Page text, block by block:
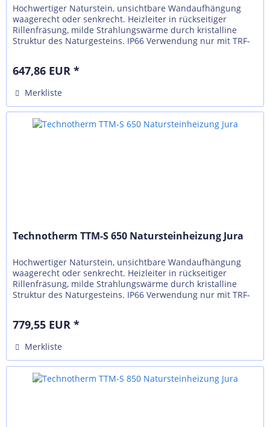
Hochwertiger Naturstein, unsichtbare Wandaufhängung
waagerecht oder senkrecht. Heizleiter in rückseitiger
Rillenfräsung, milde Strahlungswärme durch kristalline
Struktur des Naturgesteins. IP66 Verwendung nur mit TRF-
647,86 EUR *
Merkliste
Technotherm TTM-S 650 Natursteinheizung Jura
Hochwertiger Naturstein, unsichtbare Wandaufhängung
waagerecht oder senkrecht. Heizleiter in rückseitiger
Rillenfräsung, milde Strahlungswärme durch kristalline
Struktur des Naturgesteins. IP66 Verwendung nur mit TRF-
779,55 EUR *
Merkliste